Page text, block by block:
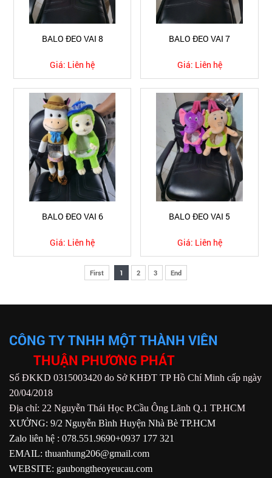
BALO ĐEO VAI 8
Giá: Liên hệ
BALO ĐEO VAI 7
Giá: Liên hệ
BALO ĐEO VAI 6
Giá: Liên hệ
BALO ĐEO VAI 5
Giá: Liên hệ
First 1 2 3 End
CÔNG TY TNHH MỘT THÀNH VIÊN
THUẬN PHƯƠNG PHÁT
Số ĐKKD 0315003420 do Sở KHĐT TP Hồ Chí Minh cấp ngày
20/04/2018
Địa chỉ: 22 Nguyễn Thái Học P.Cầu Ông Lãnh Q.1 TP.HCM
XƯỞNG: 9/2 Nguyễn Bình Huyện Nhà Bè TP.HCM
Zalo liên hệ : 078.551.9690+0937 177 321
EMAIL: thuanhung206@gmail.com
WEBSITE: gaubongtheoyeucau.com